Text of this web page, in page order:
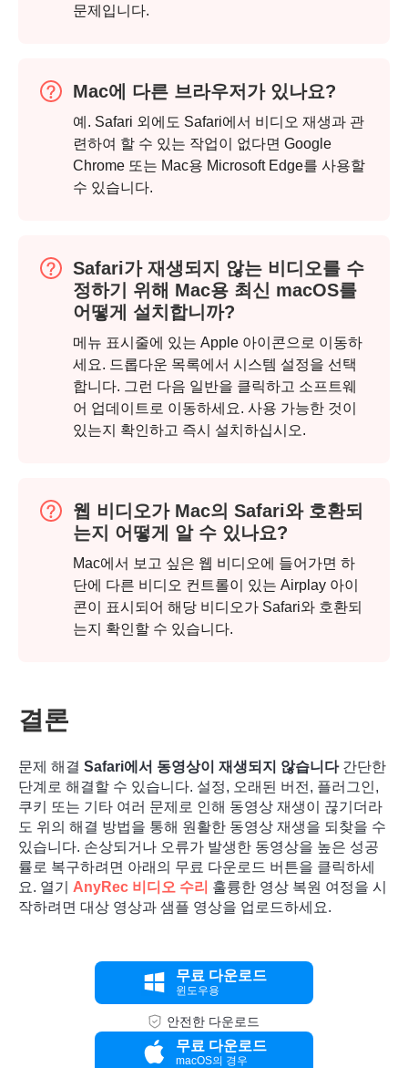
문제입니다.
Mac에 다른 브라우저가 있나요?
예. Safari 외에도 Safari에서 비디오 재생과 관
련하여 할 수 있는 작업이 없다면 Google
Chrome 또는 Mac용 Microsoft Edge를 사용할
수 있습니다.
Safari가 재생되지 않는 비디오를 수
정하기 위해 Mac용 최신 macOS를
어떻게 설치합니까?
메뉴 표시줄에 있는 Apple 아이콘으로 이동하
세요. 드롭다운 목록에서 시스템 설정을 선택
합니다. 그런 다음 일반을 클릭하고 소프트웨
어 업데이트로 이동하세요. 사용 가능한 것이
있는지 확인하고 즉시 설치하십시오.
웹 비디오가 Mac의 Safari와 호환되
는지 어떻게 알 수 있나요?
Mac에서 보고 싶은 웹 비디오에 들어가면 하
단에 다른 비디오 컨트롤이 있는 Airplay 아이
콘이 표시되어 해당 비디오가 Safari와 호환되
는지 확인할 수 있습니다.
결론
문제 해결 Safari에서 동영상이 재생되지 않습니다간단한
단계로 해결할 수 있습니다. 설정, 오래된 버전, 플러그인,
쿠키 또는 기타 여러 문제로 인해 동영상 재생이 끊기더라
도 위의 해결 방법을 통해 원활한 동영상 재생을 되찾을 수
있습니다. 손상되거나 오류가 발생한 동영상을 높은 성공
률로 복구하려면 아래의 무료 다운로드 버튼을 클릭하세
요. 열기 AnyRec 비디오 수리 훌륭한 영상 복원 여정을 시
작하려면 대상 영상과 샘플 영상을 업로드하세요.
무료 다운로드
윈도우용
안전한 다운로드
무료 다운로드
macOS의 경우